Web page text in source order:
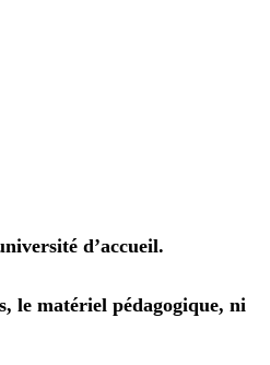
d’accueil.
le matériel pédagogique, ni